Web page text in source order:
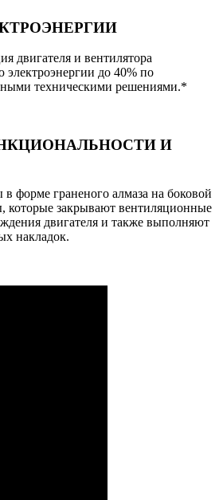
двигателя и вентилятора
до 40% по
техническими решениями.*
И
форме граненого алмаза на боковой
которые закрывают вентиляционные
двигателя и также выполняют
накладок.